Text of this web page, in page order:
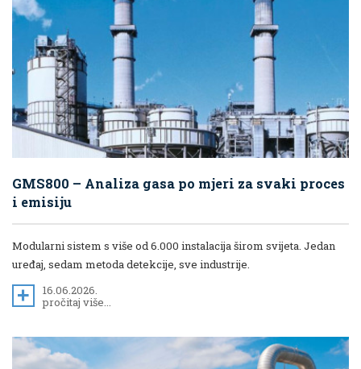
GMS800 – Analiza gasa po mjeri za svaki proces
i emisiju
Modularni sistem s više od 6.000 instalacija širom svijeta. Jedan
uređaj, sedam metoda detekcije, sve industrije.
16.06.2026.
pročitaj više...